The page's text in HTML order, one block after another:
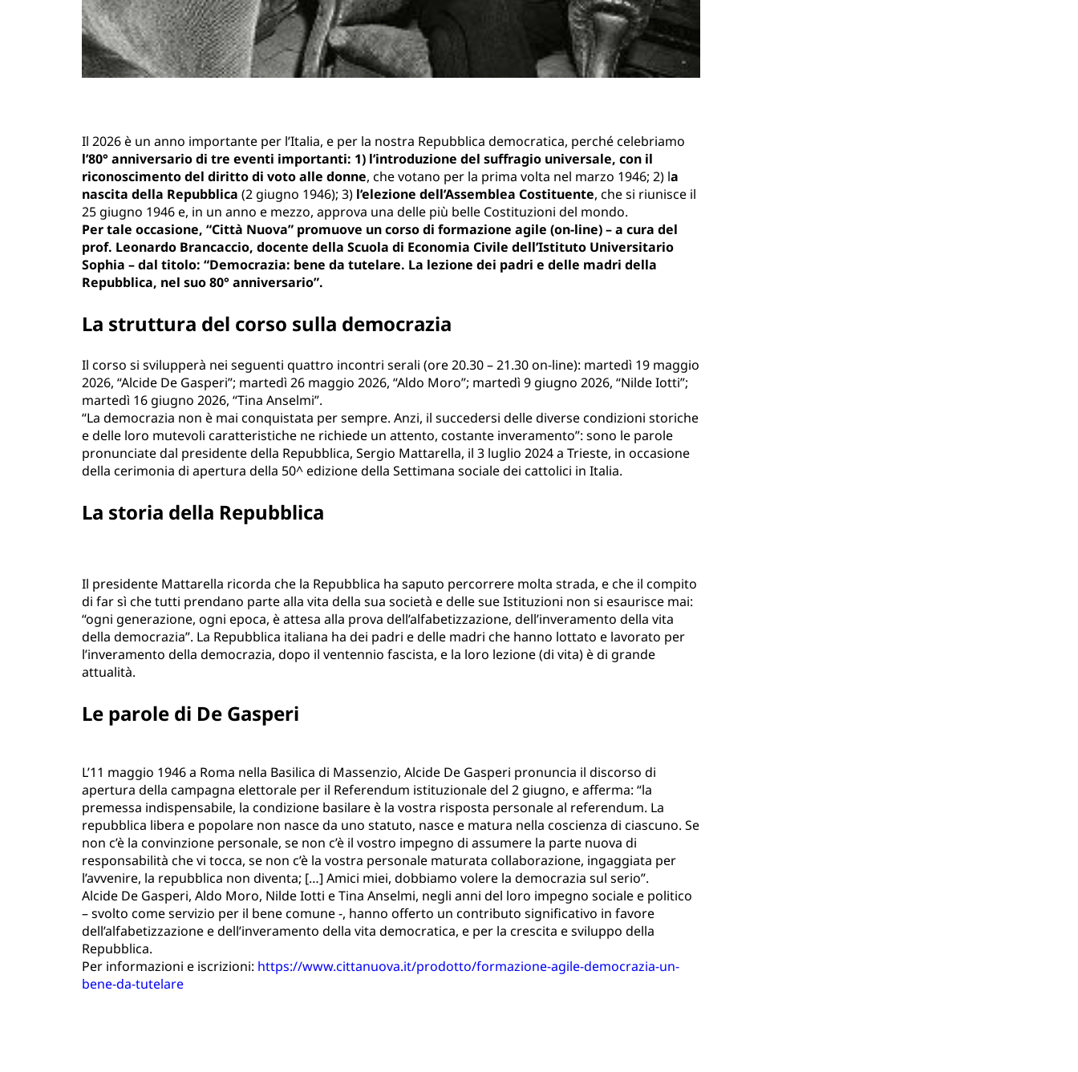
Il 2026 è un anno importante per l’Italia, e per la nostra Repubblica democratica, perché celebriamo
l’80° anniversario di tre eventi importanti: 1) l’introduzione del suffragio universale, con il
riconoscimento del diritto di voto alle donne, che votano per la prima volta nel marzo 1946; 2) la
nascita della Repubblica (2 giugno 1946); 3) l’elezione dell’Assemblea Costituente, che si riunisce il
25 giugno 1946 e, in un anno e mezzo, approva una delle più belle Costituzioni del mondo.
Per tale occasione, “Città Nuova” promuove un corso di formazione agile (on-line) – a cura del
prof. Leonardo Brancaccio, docente della Scuola di Economia Civile dell’Istituto Universitario
Sophia – dal titolo: “Democrazia: bene da tutelare. La lezione dei padri e delle madri della
Repubblica, nel suo 80° anniversario”.
La struttura del corso sulla democrazia
Il corso si svilupperà nei seguenti quattro incontri serali (ore 20.30 – 21.30 on-line): martedì 19 maggio
2026, “Alcide De Gasperi”; martedì 26 maggio 2026, “Aldo Moro”; martedì 9 giugno 2026, “Nilde Iotti”;
martedì 16 giugno 2026, “Tina Anselmi”.
“La democrazia non è mai conquistata per sempre. Anzi, il succedersi delle diverse condizioni storiche
e delle loro mutevoli caratteristiche ne richiede un attento, costante inveramento”: sono le parole
pronunciate dal presidente della Repubblica, Sergio Mattarella, il 3 luglio 2024 a Trie­ste, in occasione
della cerimonia di apertura della 50^ edi­zione della Settimana sociale dei cattolici in Italia.
La storia della Repubblica
Il presidente Mattarella ricorda che la Repubblica ha sa­puto percorrere molta strada, e che il compito
di far sì che tutti prendano parte alla vita della sua società e delle sue Istituzioni non si esaurisce mai:
“ogni generazione, ogni epoca, è attesa alla prova dell’alfabetizzazione, dell’in­veramento della vita
della democrazia”. La Repubblica italiana ha dei padri e delle madri che hanno lottato e lavorato per
l’inveramento della democrazia, dopo il ventennio fascista, e la loro lezione (di vita) è di grande
attualità.
Le parole di De Gasperi
L’11 maggio 1946 a Roma nella Basilica di Massenzio, Alcide De Gasperi pronuncia il discorso di
apertura della campagna elettorale per il Referendum istituzionale del 2 giugno, e afferma: “la
premessa indispensabile, la condizione basilare è la vostra risposta personale al referendum. La
repubblica libera e popo­lare non nasce da uno statuto, nasce e matura nella coscienza di ciascuno. Se
non c’è la convinzione personale, se non c’è il vostro impegno di assumere la parte nuova di
responsabilità che vi tocca, se non c’è la vostra personale maturata collaborazione, ingaggiata per
l’avvenire, la repubblica non diventa; […] Amici miei, dobbiamo volere la democrazia sul serio”.
Alcide De Gasperi, Aldo Moro, Nilde Iotti e Tina Anselmi, negli anni del loro impegno sociale e politico
– svolto come servizio per il bene co­mune -, hanno offerto un contributo significativo in favore
dell’alfabetizzazio­ne e dell’inveramento della vita democratica, e per la crescita e sviluppo della
Repubblica.
Per informazioni e iscrizioni: https://www.cittanuova.it/prodotto/formazione-agile-democrazia-un-
bene-da-tutelare